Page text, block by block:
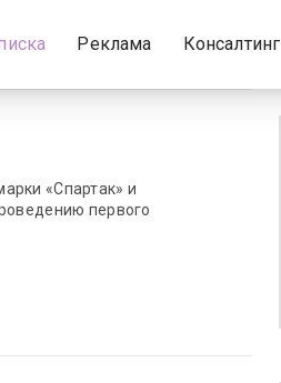
Реклама Консалтинг
«Спартак» и
первого